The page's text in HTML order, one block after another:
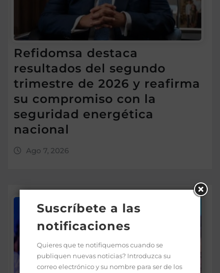
Refidomsa destaca
resultados del segundo
trimestre de 2026 y reafirma
su compromiso con la
seguridad energética
nacional
Ago 7, 2026
Suscríbete a las
notificaciones
Quieres que te notifiquemos cuando se
publiquen nuevas noticias? Introduzca su
correo electrónico y su nombre para ser de los